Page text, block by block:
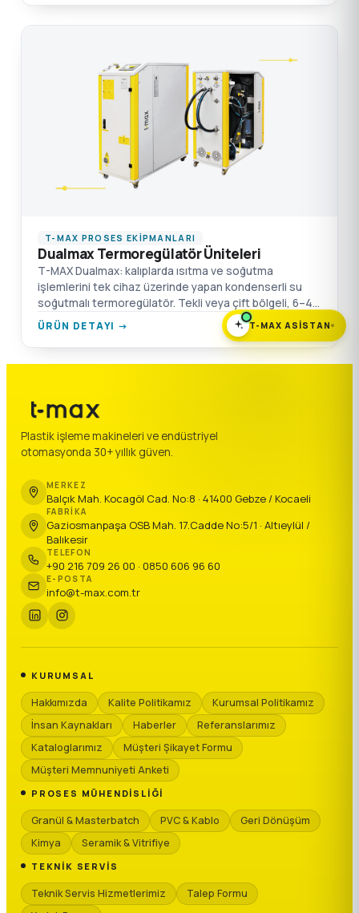
T-MAX PROSES EKIPMANLARI
Dualmax Termoregülatör Üniteleri
T-MAX Dualmax: kalıplarda ısıtma ve soğutma
işlemlerini tek cihaz üzerinde yapan kondenserli su
soğutmalı termoregülatör. Tekli veya çift bölgeli, 6–48
kW ısıtma ve 195 kW'a kadar soğutma kapasitesi.
ÜRÜN DETAYI →
Plastik işleme makineleri ve endüstriyel
otomasyonda 30+ yıllık güven.
MERKEZ
Balçık Mah. Kocagöl Cad. No:8 · 41400 Gebze / Kocaeli
FABRIKA
Gaziosmanpaşa OSB Mah. 17.Cadde No:5/1 · Altıeylül /
Balıkesir
TELEFON
+90 216 709 26 00 · 0850 606 96 60
E-POSTA
info@t-max.com.tr
KURUMSAL
Hakkımızda Kalite Politikamız
Kurumsal Politikamız
İnsan Kaynakları
Haberler
Referanslarımız
Kataloglarımız
Müşteri Şikayet Formu
Müşteri Memnuniyeti Anketi
PROSES MÜHENDISLIĞI
Granül & Masterbatch PVC & Kablo
Geri Dönüşüm
Kimya
Seramik & Vitrifiye
TEKNIK SERVIS
Teknik Servis Hizmetlerimiz
Talep Formu
T-MAX ASISTAN